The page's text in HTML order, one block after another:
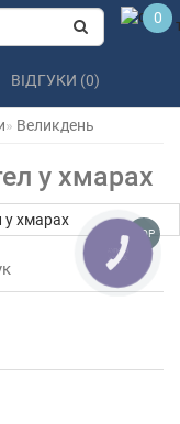
0
Великдень
у хмарах
ВІДГУКИ (0)
TOP